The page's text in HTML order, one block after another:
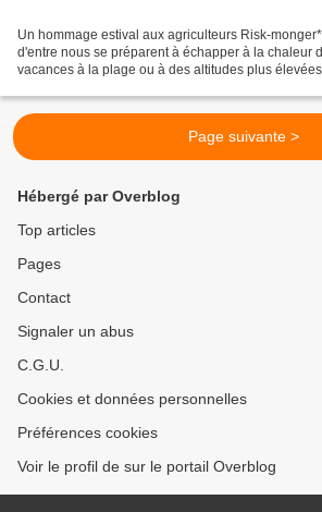
Un hommage estival aux agriculteurs Risk-
d'entre nous se préparent à échapper à la chaleur
vacances à la plage ou à des altitudes plus
Page suivante >
Hébergé par Overblog
Top articles
Pages
Contact
Signaler un abus
C.G.U.
Cookies et données personnelles
Préférences cookies
Voir le profil de sur le portail Overblog